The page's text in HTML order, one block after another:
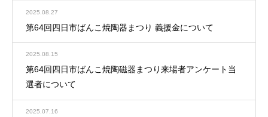
2025.08.27
第64回四日市ばんこ焼陶器まつり 義援金について
2025.08.15
第64回四日市ばんこ焼陶磁器まつり来場者アンケート当
選者について
2025.07.16